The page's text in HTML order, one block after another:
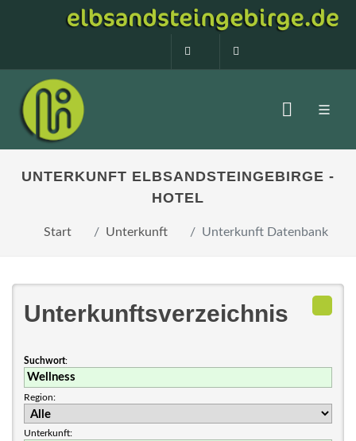
0160 99873408
UNTERKUNFT ELBSANDSTEINGEBIRGE -
HOTEL
Start Unterkunft Unterkunft Datenbank
Unterkunftsverzeichnis
Suchwort:
Region:
Unterkunft: